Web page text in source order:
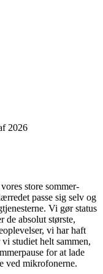
2026
store sommer-
passe sig selv og
Vi gør status
de absolut største,
vi har haft
studiet helt sammen,
for at lade
ved mikrofonerne.